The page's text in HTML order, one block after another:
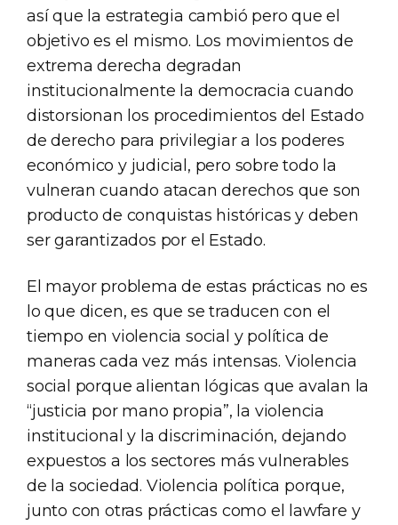
así que la estrategia cambió pero que el
objetivo es el mismo. Los movimientos de
extrema derecha degradan
institucionalmente la democracia cuando
distorsionan los procedimientos del Estado
de derecho para privilegiar a los poderes
económico y judicial, pero sobre todo la
vulneran cuando atacan derechos que son
producto de conquistas históricas y deben
ser garantizados por el Estado.
El mayor problema de estas prácticas no es
lo que dicen, es que se traducen con el
tiempo en violencia social y política de
maneras cada vez más intensas. Violencia
social porque alientan lógicas que avalan la
“justicia por mano propia”, la violencia
institucional y la discriminación, dejando
expuestos a los sectores más vulnerables
de la sociedad. Violencia política porque,
junto con otras prácticas como el lawfare y